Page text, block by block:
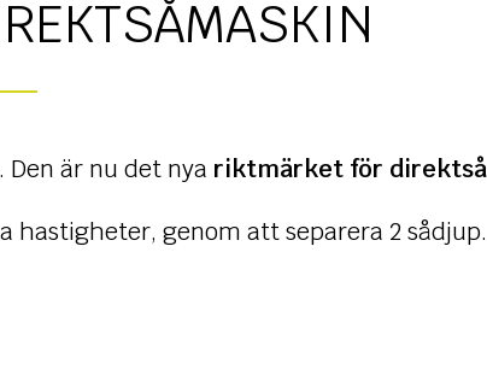
är nu det nya riktmärket för
hastigheter, genom att separera 2